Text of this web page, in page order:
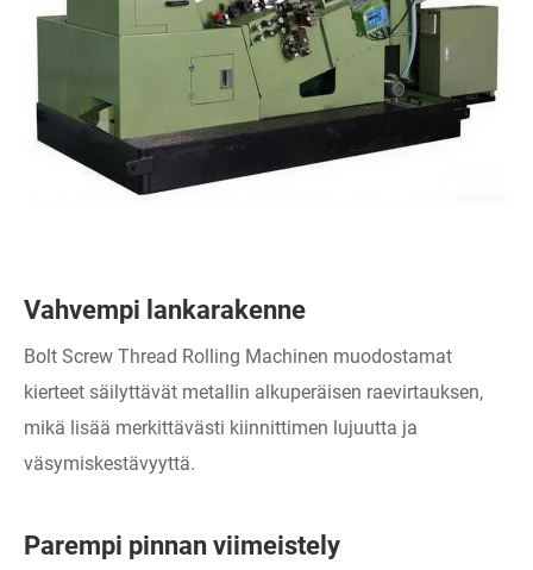
Vahvempi lankarakenne
Bolt Screw Thread Rolling Machinen muodostamat
kierteet säilyttävät metallin alkuperäisen raevirtauksen,
mikä lisää merkittävästi kiinnittimen lujuutta ja
väsymiskestävyyttä.
Parempi pinnan viimeistely